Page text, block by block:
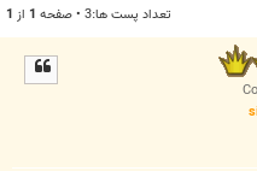
تعداد پست ها:3 • صفحه 1 از 1